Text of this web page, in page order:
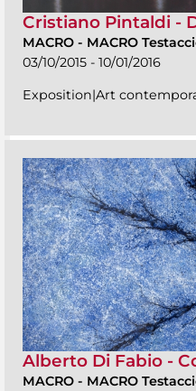
Cristiano Pintaldi -
MACRO - MACRO
03/10/2015 - 10/01/2016
Exposition|Art
Alberto Di Fabio -
MACRO - MACRO